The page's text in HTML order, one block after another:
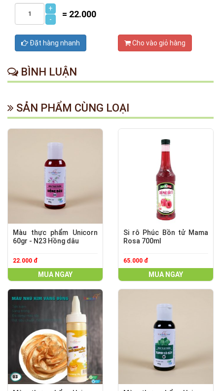
+
-
= 22.000
Đặt hàng nhanh Cho vào giỏ hàng
BÌNH LUẬN
SẢN PHẨM CÙNG LOẠI
Màu thực phẩm Unicorn
60gr - N23 Hồng dâu
22.000 đ
MUA NGAY
Si rô Phúc Bồn tử Mama
Rosa 700ml
65.000 đ
MUA NGAY